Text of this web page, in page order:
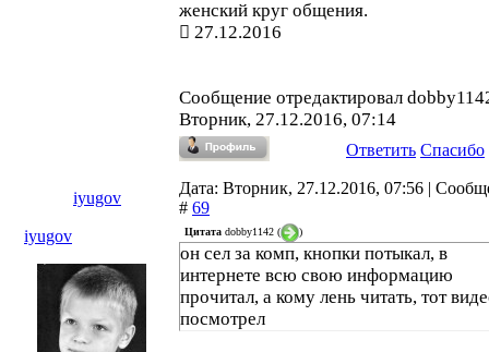
женский круг общения.
27.12.2016
Сообщение отредактировал
Вторник, 27.12.2016, 07:14
Ответить Спасибо
iyugov
Дата: Вторник, 27.12.2016, 07:56 |
# 69
iyugov
Цитата dobby1142 ( )
он сел за комп, кнопки потыкал, в
интернете всю свою информацию
прочитал, а кому лень читать, тот
посмотрел